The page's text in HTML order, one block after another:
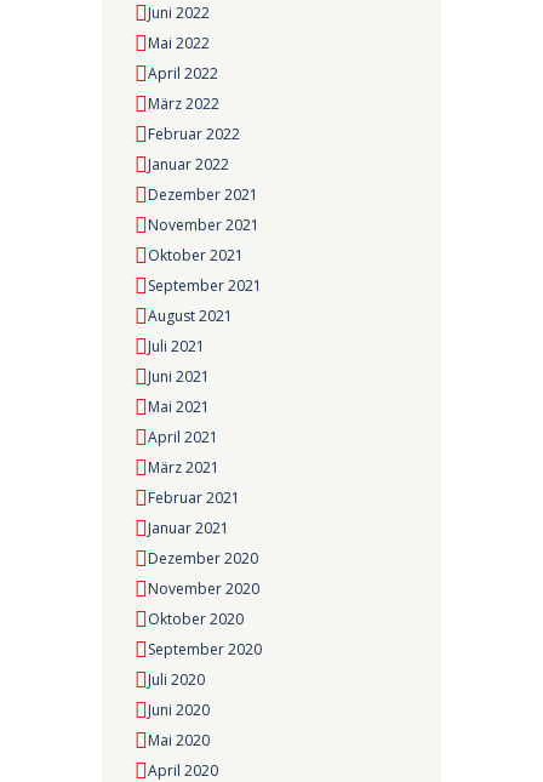
Juni 2022
Mai 2022
April 2022
März 2022
Februar 2022
Januar 2022
Dezember 2021
November 2021
Oktober 2021
September 2021
August 2021
Juli 2021
Juni 2021
Mai 2021
April 2021
März 2021
Februar 2021
Januar 2021
Dezember 2020
November 2020
Oktober 2020
September 2020
Juli 2020
Juni 2020
Mai 2020
April 2020